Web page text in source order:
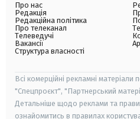
Про нас
Редакція
Редакційна політика
Про телеканал
Телеведучі
Вакансії
Структура власності
Всі комерційні рекламні матеріали
"Спецпроєкт", "Партнерський
Детальніше щодо реклами та
ознайомитись в правилах